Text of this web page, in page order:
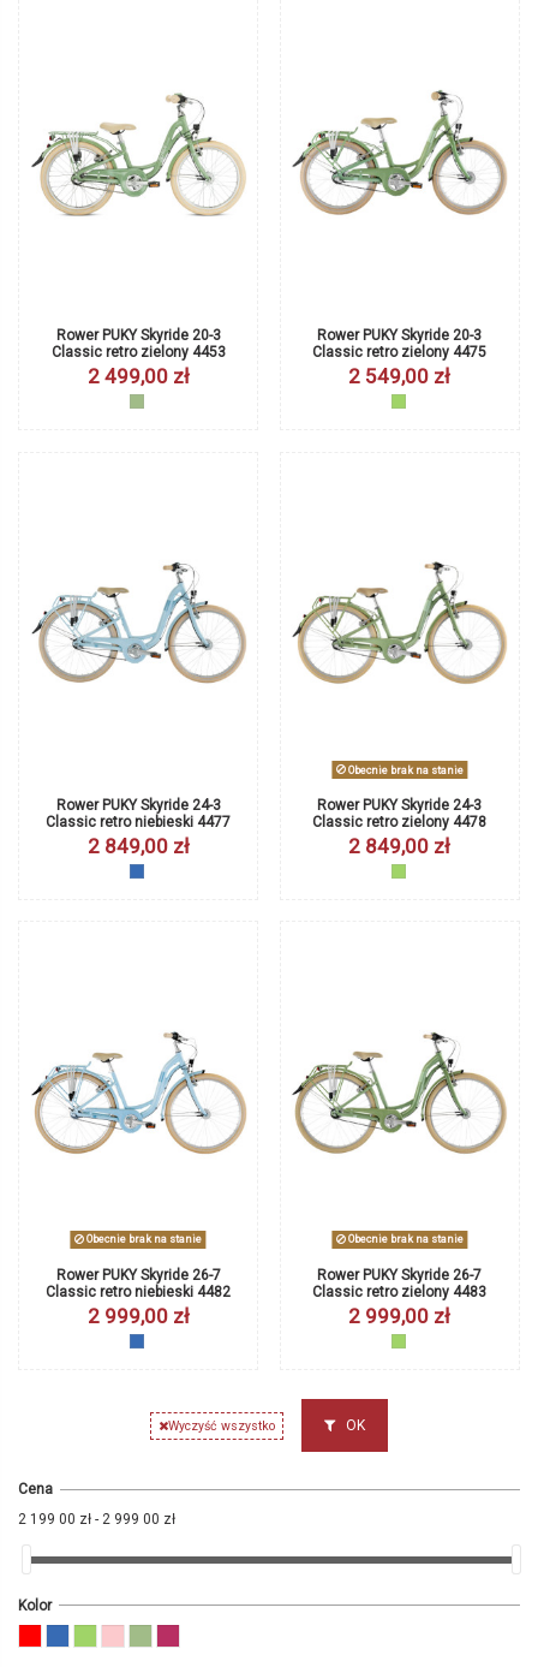
Rower PUKY Skyride 20-3
Classic retro zielony 4453
2 499,00 zł
retrozielony
Rower PUKY Skyride 20-3
Classic retro zielony 4475
2 549,00 zł
zielony
Rower PUKY Skyride 24-3
Classic retro niebieski 4477
2 849,00 zł
niebieski
Obecnie brak na stanie
Rower PUKY Skyride 24-3
Classic retro zielony 4478
2 849,00 zł
zielony
Obecnie brak na stanie
Rower PUKY Skyride 26-7
Classic retro niebieski 4482
2 999,00 zł
niebieski
Obecnie brak na stanie
Rower PUKY Skyride 26-7
Classic retro zielony 4483
2 999,00 zł
zielony
Wyczyść wszystko OK
Cena
2 199 00 zł - 2 999 00 zł
Kolor